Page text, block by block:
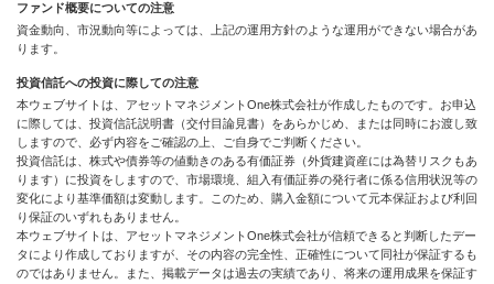
ファンド概要についての注意
資金動向、市況動向等によっては、上記の運用方針のような運用ができない場合があ
ります。
投資信託への投資に際しての注意
本ウェブサイトは、アセットマネジメントOne株式会社が作成したものです。お申込
に際しては、投資信託説明書（交付目論見書）をあらかじめ、または同時にお渡し致
しますので、必ず内容をご確認の上、ご自身でご判断ください。
投資信託は、株式や債券等の値動きのある有価証券（外貨建資産には為替リスクもあ
ります）に投資をしますので、市場環境、組入有価証券の発行者に係る信用状況等の
変化により基準価額は変動します。このため、購入金額について元本保証および利回
り保証のいずれもありません。
本ウェブサイトは、アセットマネジメントOne株式会社が信頼できると判断したデー
タにより作成しておりますが、その内容の完全性、正確性について同社が保証するも
のではありません。また、掲載データは過去の実績であり、将来の運用成果を保証す